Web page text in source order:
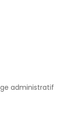
administratif